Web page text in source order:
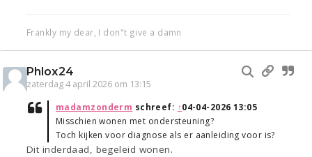
Frankly my dear, I don"t give a damn
Phlox24
zaterdag 4 april 2026 om 13:15
madamzonderm schreef: ↑04-04-2026 13:05
Misschien wonen met ondersteuning?
Toch kijken voor diagnose als er aanleiding voor is?
Dit inderdaad, begeleid wonen.